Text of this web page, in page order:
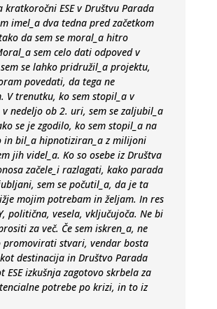
kratkoročni ESE v Društvu Parada
imel_a dva tedna pred začetkom
da sem se moral_a hitro
sem celo dati odpoved v
se lahko pridružil_a projektu,
povedati, da tega ne
V trenutku, ko sem stopil_a v
nedeljo ob 2. uri, sem se zaljubil_a
se je zgodilo, ko sem stopil_a na
in bil_a hipnotiziran_a z milijoni
jih videl_a. Ko so osebe iz Društva
začele_i razlagati, kako parada
sem se počutil_a, da je ta
mojim potrebam in željam. In res
politična, vesela, vključujoča. Ne bi
za več. Če sem iskren_a, ne
promovirati stvari, vendar bosta
destinacija in Društvo Parada
ESE izkušnja zagotovo skrbela za
potrebe po krizi, in to iz